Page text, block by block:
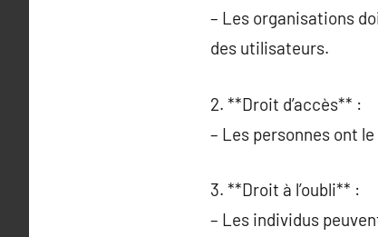
– Les organisations
des utilisateurs.
2. **Droit d’accès** :
– Les personnes ont
3. **Droit à l’oubli** :
– Les individus